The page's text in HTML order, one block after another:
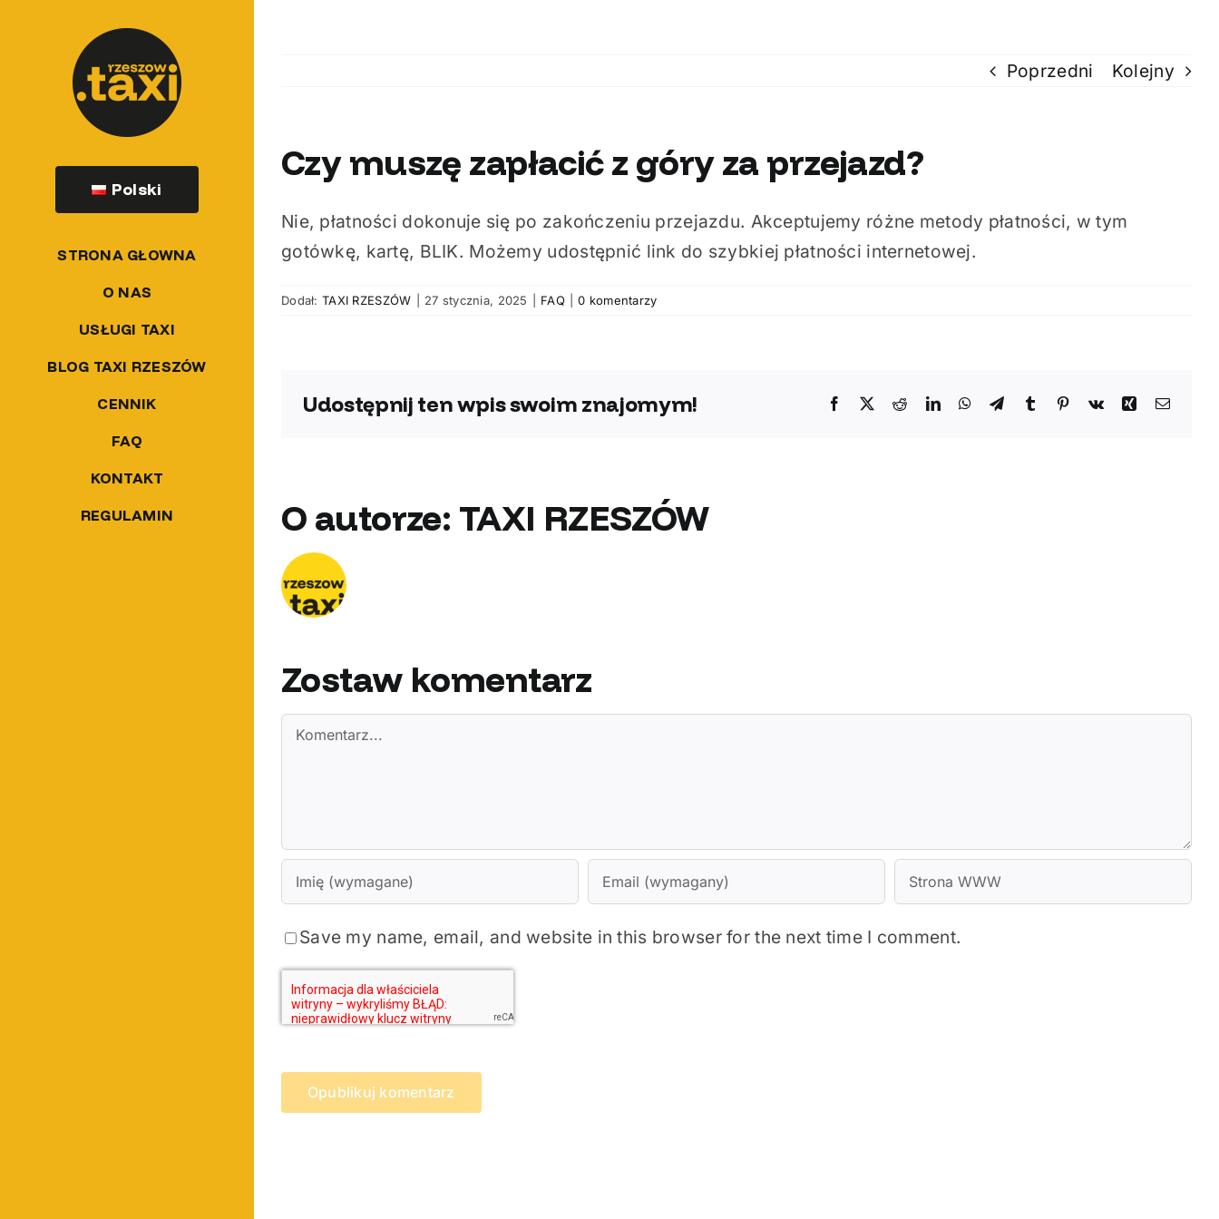
zawartości
Polski
STRONA GŁOWNA
O NAS
USŁUGI TAXI
BLOG TAXI RZESZÓW
CENNIK
FAQ
KONTAKT
REGULAMIN
Poprzedni Kolejny
Czy muszę zapłacić z góry za przejazd?
Nie, płatności dokonuje się po zakończeniu przejazdu. Akceptujemy różne metody płatności, w tym
gotówkę, kartę, BLIK. Możemy udostępnić link do szybkiej płatności internetowej.
Dodał:TAXI RZESZÓW 27 stycznia, 2025 FAQ 0 komentarzy
Udostępnij ten wpis swoim znajomym! Facebook RedditLinkedInWhatsApp
TelegramTumblr Pinterest
Vk XingEmail
O autorze: TAXI RZESZÓW
Zostaw komentarz
Comment
Save my name, email, and website in this browser for the next time I comment.